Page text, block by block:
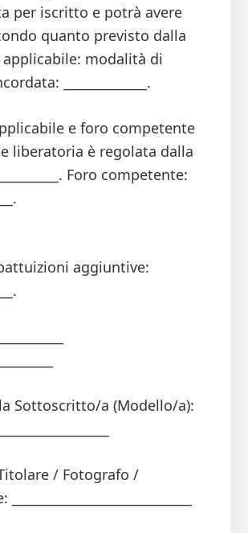
per iscritto e potrà avere
quanto previsto dalla
modalità di
_____________.
e foro competente
liberatoria è regolata dalla
Foro competente:
aggiuntive:
Sottoscritto/a (Modello/a):
/ Fotografo /